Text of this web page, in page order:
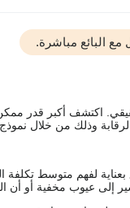
البائع مباشرة.
اكتشف أكبر قدر
وذلك من خلال نموذج
لفهم متوسط
عيوب مخفية أو أن